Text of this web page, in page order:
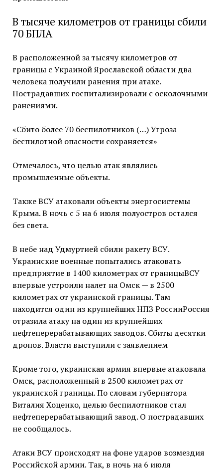
В тысяче километров от границы сбили
70 БПЛА
В расположенной за тысячу километров от
границы с Украиной Ярославской области два
человека получили ранения при атаке.
Пострадавших госпитализировали с осколочными
ранениями.
«Сбито более 70 беспилотников (…) Угроза
беспилотной опасности сохраняется»
Отмечалось, что целью атак являлись
промышленные объекты.
Также ВСУ атаковали объекты энергосистемы
Крыма. В ночь с 5 на 6 июля полуостров остался
без света.
В небе над Удмуртией сбили ракету ВСУ.
Украинские военные попытались атаковать
предприятие в 1400 километрах от границыВСУ
впервые устроили налет на Омск — в 2500
километрах от украинской границы. Там
находится один из крупнейших НПЗ РоссииРоссия
отразила атаку на один из крупнейших
нефтеперерабатывающих заводов. Сбиты десятки
дронов. Власти выступили с заявлением
Кроме того, украинская армия впервые атаковала
Омск, расположенный в 2500 километрах от
украинской границы. По словам губернатора
Виталия Хоценко, целью беспилотников стал
нефтеперерабатывающий завод. О пострадавших
не сообщалось.
Атаки ВСУ происходят на фоне ударов возмездия
Российской армии. Так, в ночь на 6 июля